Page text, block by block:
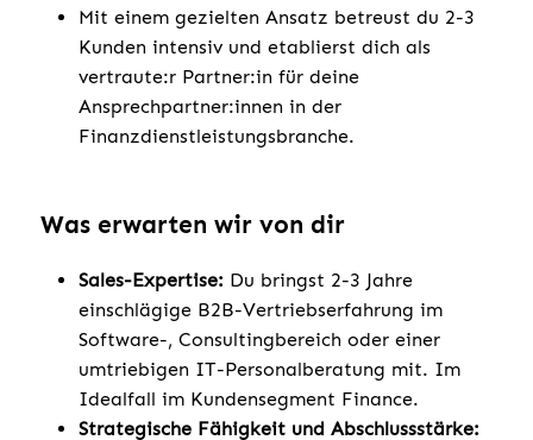
Mit einem gezielten Ansatz betreust du 2-3
Kunden intensiv und etablierst dich als
vertraute:r Partner:in für deine
Ansprechpartner:innen in der
Finanzdienstleistungsbranche.
Was erwarten wir von dir
Sales-Expertise: Du bringst 2-3 Jahre
einschlägige B2B-Vertriebserfahrung im
Software-, Consultingbereich oder einer
umtriebigen IT-Personalberatung mit. Im
Idealfall im Kundensegment Finance.
Strategische Fähigkeit und Abschlussstärke: